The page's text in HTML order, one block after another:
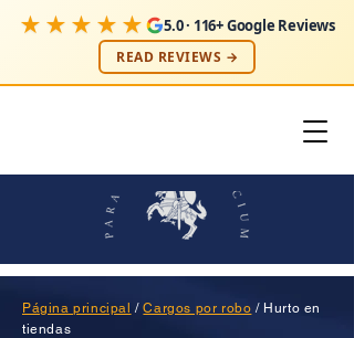
★★★★★ 5.0 · 116+ Google Reviews
READ REVIEWS →
Página principal / Cargos por robo / Hurto en
tiendas